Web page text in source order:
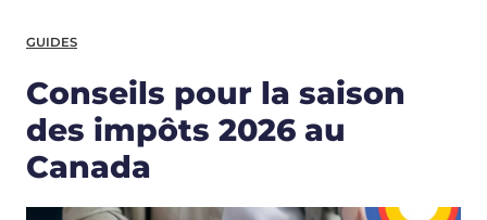
GUIDES
Conseils pour la saison
des impôts 2026 au
Canada